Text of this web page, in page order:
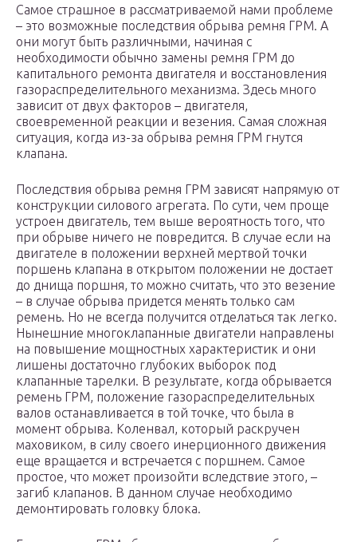
Самое страшное в рассматриваемой нами проблеме
– это возможные последствия обрыва ремня ГРМ. А
они могут быть различными, начиная с
необходимости обычно замены ремня ГРМ до
капитального ремонта двигателя и восстановления
газораспределительного механизма. Здесь много
зависит от двух факторов – двигателя,
своевременной реакции и везения. Самая сложная
ситуация, когда из-за обрыва ремня ГРМ гнутся
клапана.
Последствия обрыва ремня ГРМ зависят напрямую от
конструкции силового агрегата. По сути, чем проще
устроен двигатель, тем выше вероятность того, что
при обрыве ничего не повредится. В случае если на
двигателе в положении верхней мертвой точки
поршень клапана в открытом положении не достает
до днища поршня, то можно считать, что это везение
– в случае обрыва придется менять только сам
ремень. Но не всегда получится отделаться так легко.
Нынешние многоклапанные двигатели направлены
на повышение мощностных характеристик и они
лишены достаточно глубоких выборок под
клапанные тарелки. В результате, когда обрывается
ремень ГРМ, положение газораспределительных
валов останавливается в той точке, что была в
момент обрыва. Коленвал, который раскручен
маховиком, в силу своего инерционного движения
еще вращается и встречается с поршнем. Самое
простое, что может произойти вследствие этого, –
загиб клапанов. В данном случае необходимо
демонтировать головку блока.